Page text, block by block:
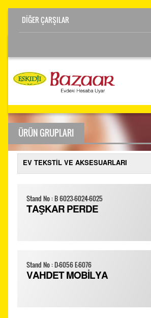
ÜRÜN GRUPLARI
Stand No : B 6023-6024-6025
TAŞKAR PERDE
Stand No : D-6056 E-6076
VAHDET MOBİLYA